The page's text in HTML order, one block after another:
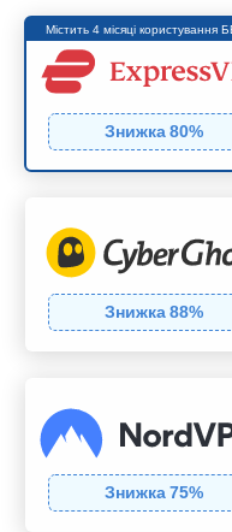
Містить 4 місяці
Знижка80%
Знижка88%
Знижка75%